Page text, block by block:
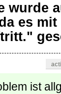
wurde
es
ist